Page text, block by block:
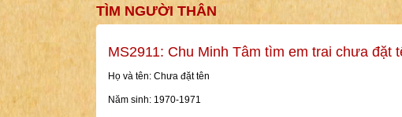
TÌM NGƯỜI THÂN
MS2911: Chu Minh Tâm tìm em trai chưa đặt
Họ và tên: Chưa đặt tên
Năm sinh: 1970-1971